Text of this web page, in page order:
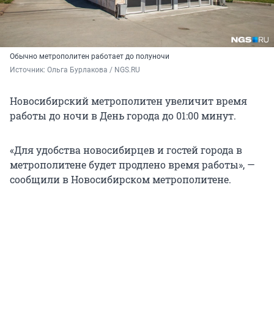
Обычно метрополитен работает до полуночи
Источник: Ольга Бурлакова / NGS.RU
Новосибирский метрополитен увеличит время
работы до ночи в День города до 01:00 минут.
«Для удобства новосибирцев и гостей города в
метрополитене будет продлено время работы», —
сообщили в Новосибирском метрополитене.